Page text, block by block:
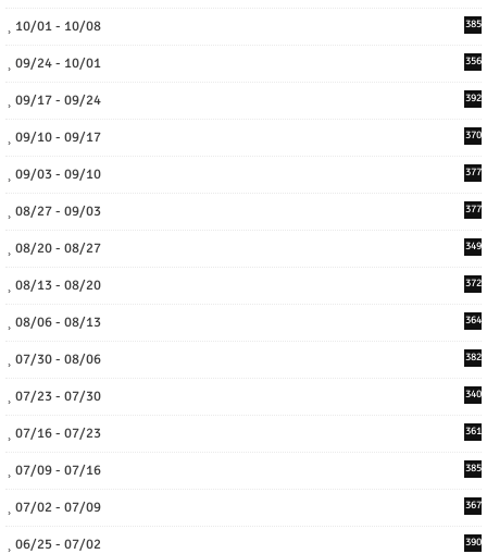
10/01 - 10/08 385
09/24 - 10/01 356
09/17 - 09/24 392
09/10 - 09/17 370
09/03 - 09/10 377
08/27 - 09/03 377
08/20 - 08/27 349
08/13 - 08/20 372
08/06 - 08/13 364
07/30 - 08/06 382
07/23 - 07/30 340
07/16 - 07/23 361
07/09 - 07/16 385
07/02 - 07/09 367
06/25 - 07/02 390